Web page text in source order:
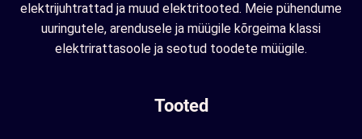
elektrijuhtrattad ja muud elektritooted. Meie pühendume
uuringutele, arendusele ja müügile kõrgeima klassi
elektrirattasoole ja seotud toodete müügile.
Tooted